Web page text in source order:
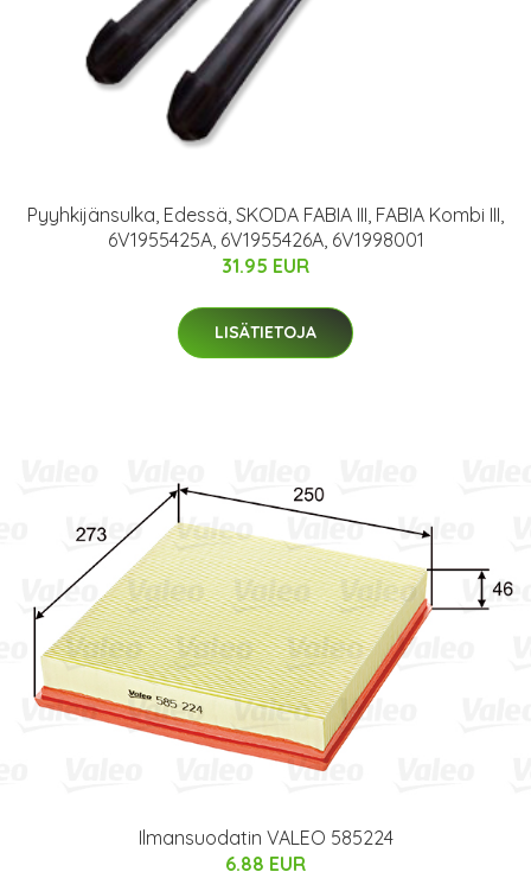
Pyyhkijänsulka, Edessä, SKODA FABIA III, FABIA Kombi III,
6V1955425A, 6V1955426A, 6V1998001
31.95 EUR
LISÄTIETOJA
Ilmansuodatin VALEO 585224
6.88 EUR